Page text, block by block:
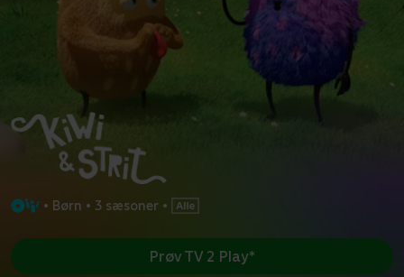
• Børn • 3 sæsoner •
Prøv TV 2 Play*